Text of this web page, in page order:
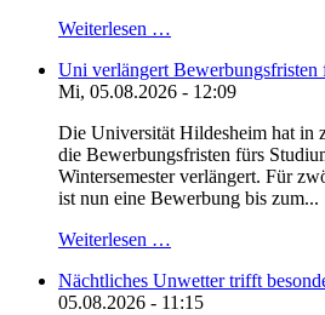
Weiterlesen …
Uni verlängert Bewerbungsfristen
Mi, 05.08.2026 - 12:09
Die Universität Hildesheim hat in
die Bewerbungsfristen fürs
Wintersemester verlängert. Für
ist nun eine Bewerbung bis zum...
Weiterlesen …
Nächtliches Unwetter trifft
05.08.2026 - 11:15